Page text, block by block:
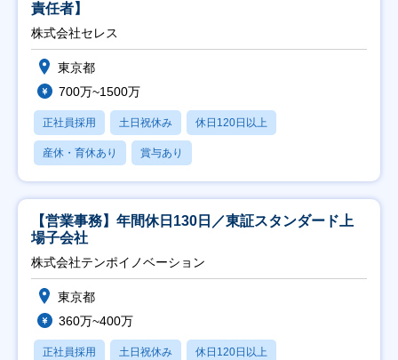
責任者】
株式会社セレス
東京都
700万~1500万
正社員採用 土日祝休み 休日120日以上
産休・育休あり 賞与あり
【営業事務】年間休日130日／東証スタンダード上
場子会社
株式会社テンポイノベーション
東京都
360万~400万
正社員採用 土日祝休み 休日120日以上